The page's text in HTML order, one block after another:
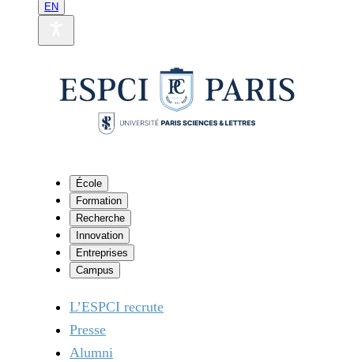
EN
École
Formation
Recherche
Innovation
Entreprises
Campus
L’ESPCI recrute
Presse
Alumni